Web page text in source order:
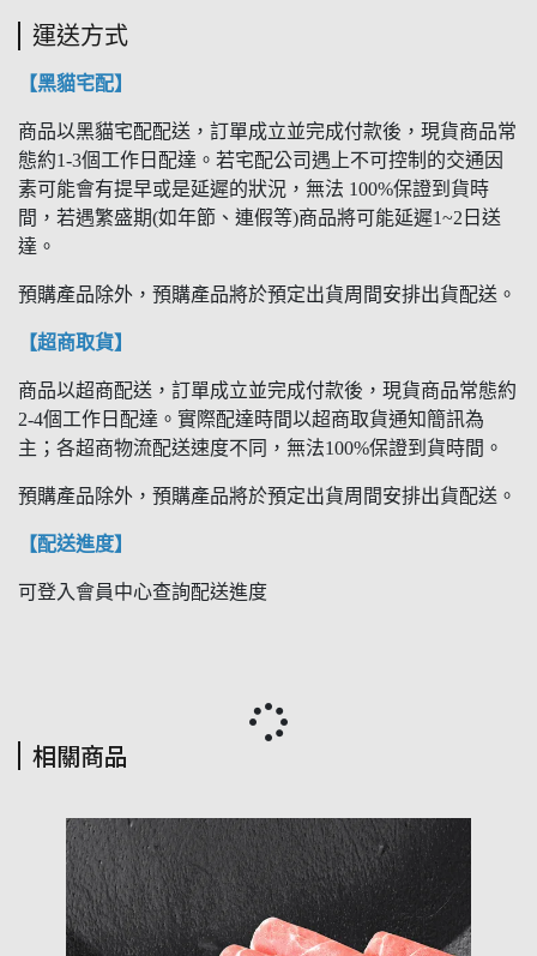
運送方式
【黑貓宅配】
商品以黑貓宅配配送，訂單成立並完成付款後，現貨商品常
態約1-3個工作日配達。若宅配公司遇上不可控制的交通因
素可能會有提早或是延遲的狀況，無法 100%保證到貨時
間，若遇繁盛期(如年節、連假等)商品將可能延遲1~2日送
達。
預購產品除外，預購產品將於預定出貨周間安排出貨配送。
【超商取貨】
商品以超商配送，訂單成立並完成付款後，現貨商品常態約
2-4個工作日配達。實際配達時間以超商取貨通知簡訊為
主；各超商物流配送速度不同，無法100%保證到貨時間。
預購產品除外，預購產品將於預定出貨周間安排出貨配送。
【配送進度】
可登入會員中心查詢配送進度
相關商品